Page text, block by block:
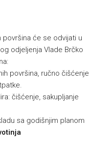
površina će se odvijati u
odjeljenja Vlade Brčko
površina, ručno čišćenje
čišćenje, sakupljanje
sa godišnjim planom